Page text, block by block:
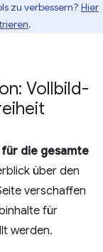
zu verbessern? Hier
.
Vollbild-
die gesamte
über den
verschaffen
für
werden.